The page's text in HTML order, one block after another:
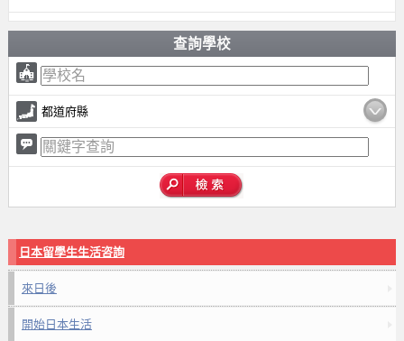
查詢學校
都道府縣
日本留學生生活咨詢
來日後
開始日本生活